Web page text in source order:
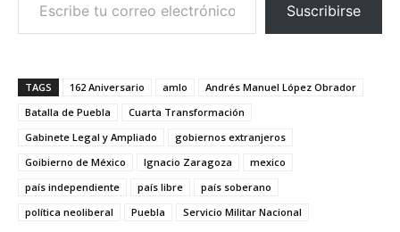
Suscribirse
TAGS 162 Aniversario amlo
Andrés Manuel López Obrador
Batalla de Puebla
Cuarta Transformación
Gabinete Legal y Ampliado
gobiernos extranjeros
Goibierno de México
Ignacio Zaragoza
mexico
país independiente
país libre
país soberano
política neoliberal
Puebla Servicio Militar Nacional